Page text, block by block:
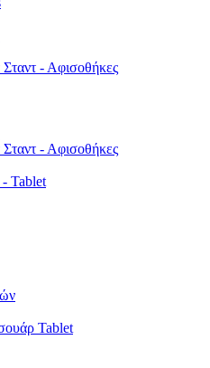
Σταντ - Αφισοθήκες
Σταντ - Αφισοθήκες
Tablet
Tablet